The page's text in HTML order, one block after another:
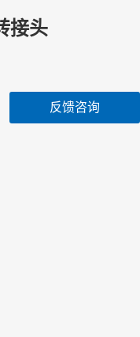
接头
反馈咨询